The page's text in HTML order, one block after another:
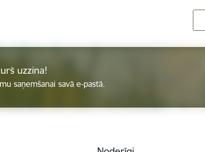
uzzina!
saņemšanai savā e-pastā.